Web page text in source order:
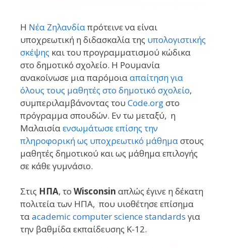
Η Νέα Ζηλανδίαπρότεινε να είναι
υποχρεωτική η διδασκαλία της υπολογιστικής
σκέψης και του προγραμματισμού κώδικα
στο δημοτικό σχολείο. Η Ρουμανία
ανακοίνωσε μια παρόμοιααπαίτηση για
όλους τους μαθητές στο δημοτικό σχολείο,
συμπεριλαμβάνοντας του Code.orgστο
πρόγραμμα σπουδών. Εν τω μεταξύ, η
Μαλαισίαενσωμάτωσε επίσης την
πληροφορική ως υποχρεωτικό μάθημαστους
μαθητές δημοτικού και ως μάθημα επιλογής
σε κάθε γυμνάσιο.
Στις ΗΠΑ, το Wisconsin απλώς έγινε η δέκατη
πολιτεία των ΗΠΑ, που υιοθέτησε επίσημα
ταacademic computer science standards για
την βαθμίδα εκπαίδευσης Κ-12.